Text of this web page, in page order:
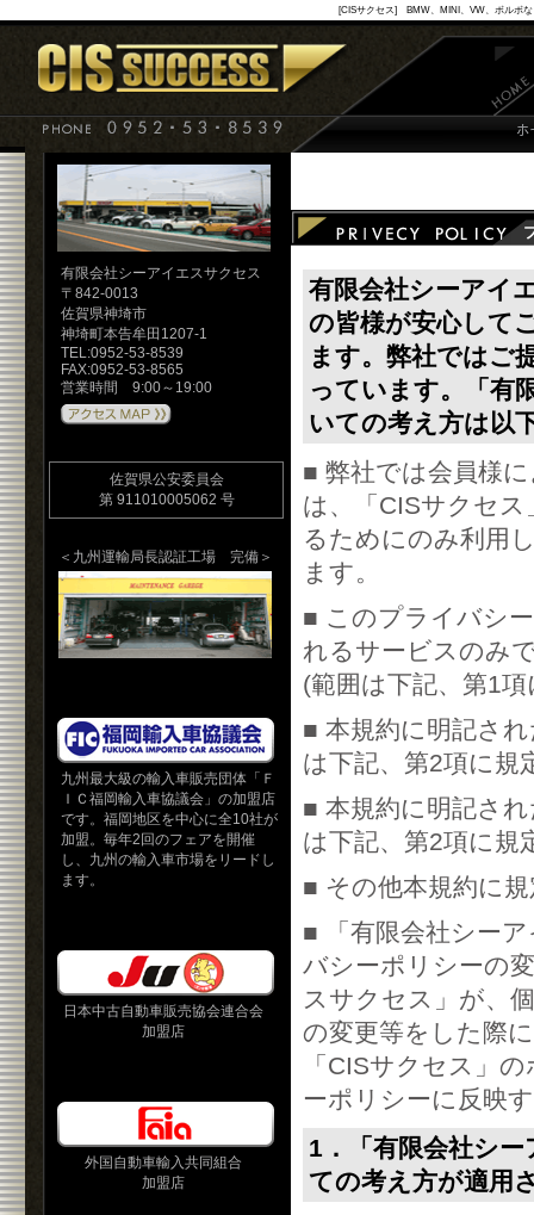
[CISサクセス] BMW、MINI、VW、ボルボな
有限会社シーアイエスサクセス
〒842-0013
佐賀県神埼市
神埼町本告牟田1207-1
TEL:0952-53-8539
FAX:0952-53-8565
営業時間 9:00～19:00
佐賀県公安委員会
第 911010005062 号
＜九州運輸局長認証工場 完備＞
九州最大級の輸入車販売団体「Ｆ
ＩＣ福岡輸入車協議会」の加盟店
です。福岡地区を中心に全10社が
加盟。毎年2回のフェアを開催
し、九州の輸入車市場をリードし
ます。
日本中古自動車販売協会連合会
加盟店
外国自動車輸入共同組合
加盟店
有限会社シーアイ
の皆様が安心して
ます。弊社ではご
っています。「有
いての考え方は以
■ 弊社では会員様
は、「CISサクセ
るためにのみ利用
ます。
■ このプライバシ
れるサービスのみ
(範囲は下記、第1
■ 本規約に明記さ
は下記、第2項に規
■ 本規約に明記さ
は下記、第2項に規
■ その他本規約に
■ 「有限会社シー
バシーポリシーの
スサクセス」が、
の変更等をした際
「CISサクセス」
ーポリシーに反映
1．「有限会社シ
ての考え方が適用